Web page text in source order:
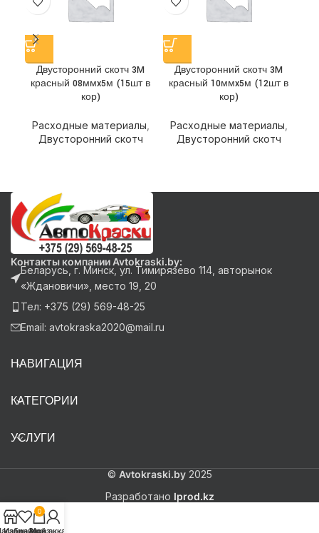
Двусторонний скотч 3M
красный 08ммx5м (15шт в
кор)
Расходные материалы
Двусторонний скотч
Двусторонний скотч 3M
красный 10ммx5м (12шт в
кор)
Расходные материалы
Двусторонний скотч
Контакты компании Avtokraski.by:
Беларусь, г. Минск, ул. Тимирязево 114, авторынок
«Ждановичи», место 19, 20
Тел: +375 (29) 569-48-25
Email: avtokraska2020@mail.ru
НАВИГАЦИЯ
КАТЕГОРИИ
УСЛУГИ
© Avtokraski.by2025
Разработано Iprod.kz
Избранное
0
Заказ
Мой аккаунт